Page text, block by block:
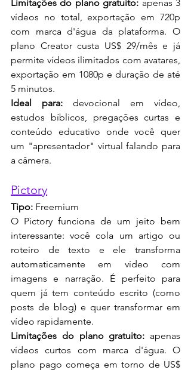
Limitações do plano gratuito: apenas 3
vídeos no total, exportação em 720p
com marca d'água da plataforma. O
plano Creator custa US$ 29/mês e já
permite vídeos ilimitados com avatares,
exportação em 1080p e duração de até
5 minutos.
Ideal para: devocional em vídeo,
estudos bíblicos, pregações curtas e
conteúdo educativo onde você quer
um "apresentador" virtual falando para
a câmera.
Pictory
Tipo: Freemium
O Pictory funciona de um jeito bem
interessante: você cola um artigo ou
roteiro de texto e ele transforma
automaticamente em vídeo com
imagens e narração. É perfeito para
quem já tem conteúdo escrito (como
posts de blog) e quer transformar em
vídeo rapidamente.
Limitações do plano gratuito: apenas
vídeos curtos com marca d'água. O
plano pago começa em torno de US$